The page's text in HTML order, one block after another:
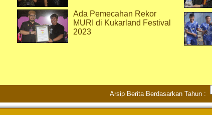
Ada Pemecahan Rekor
MURI di Kukarland Festival
2023
Arsip Berita Berdasarkan Tahun :